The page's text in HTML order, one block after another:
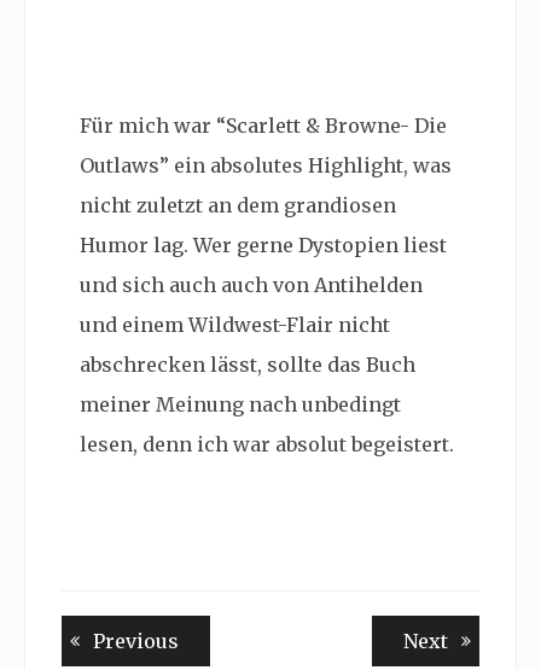
Für mich war “Scarlett & Browne- Die
Outlaws” ein absolutes Highlight, was
nicht zuletzt an dem grandiosen
Humor lag. Wer gerne Dystopien liest
und sich auch auch von Antihelden
und einemWildwest-Flair nicht
abschrecken lässt, sollte das Buch
meiner Meinung nach unbedingt
lesen, denn ich war absolut begeistert.
Beitragsnavigation
Previous NextNext